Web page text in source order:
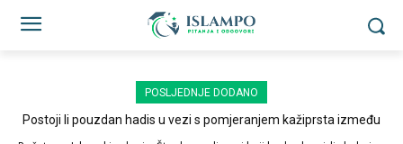
POSLJEDNJE DODANO
Postoji li pouzdan hadis u vezi s pomjeranjem kažiprsta između